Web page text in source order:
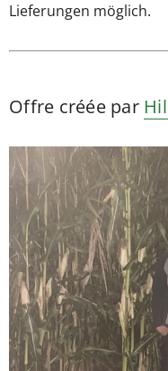
Lieferungen möglich.
Offre créée par